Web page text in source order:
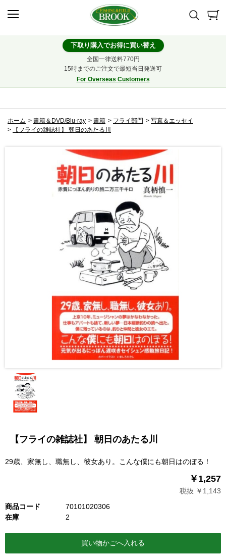
下取り購入でお得に買い替え
全国一律送料770円
15時までのご注文で最短当日発送可
For Overseas Customers
ホーム > 書籍＆DVD/Blu-ray > 書籍 > フライ部門 > 写真＆エッセイ
>
【フライの雑誌社】 朝日のあたる川
【フライの雑誌社】 朝日のあたる川
29歳、家無し、職無し、彼女あり。こんな僕にも朝日はのぼる！
￥1,257
税抜 ￥1,143
商品コード
70101020306
在庫
2